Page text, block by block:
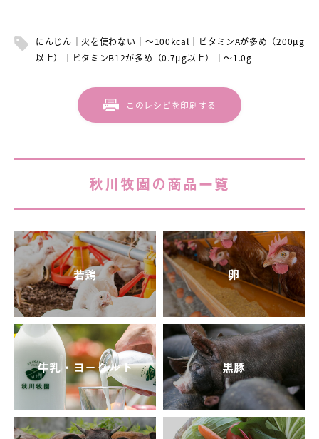
にんじん 火を使わない ～100kcal
ビタミンAが多め（200μg
以上）
ビタミンB12が多め（0.7μg以上） ～1.0g
このレシピを印刷する
秋川牧園の商品一覧
若鶏 卵
牛乳・ヨーグルト 黒豚